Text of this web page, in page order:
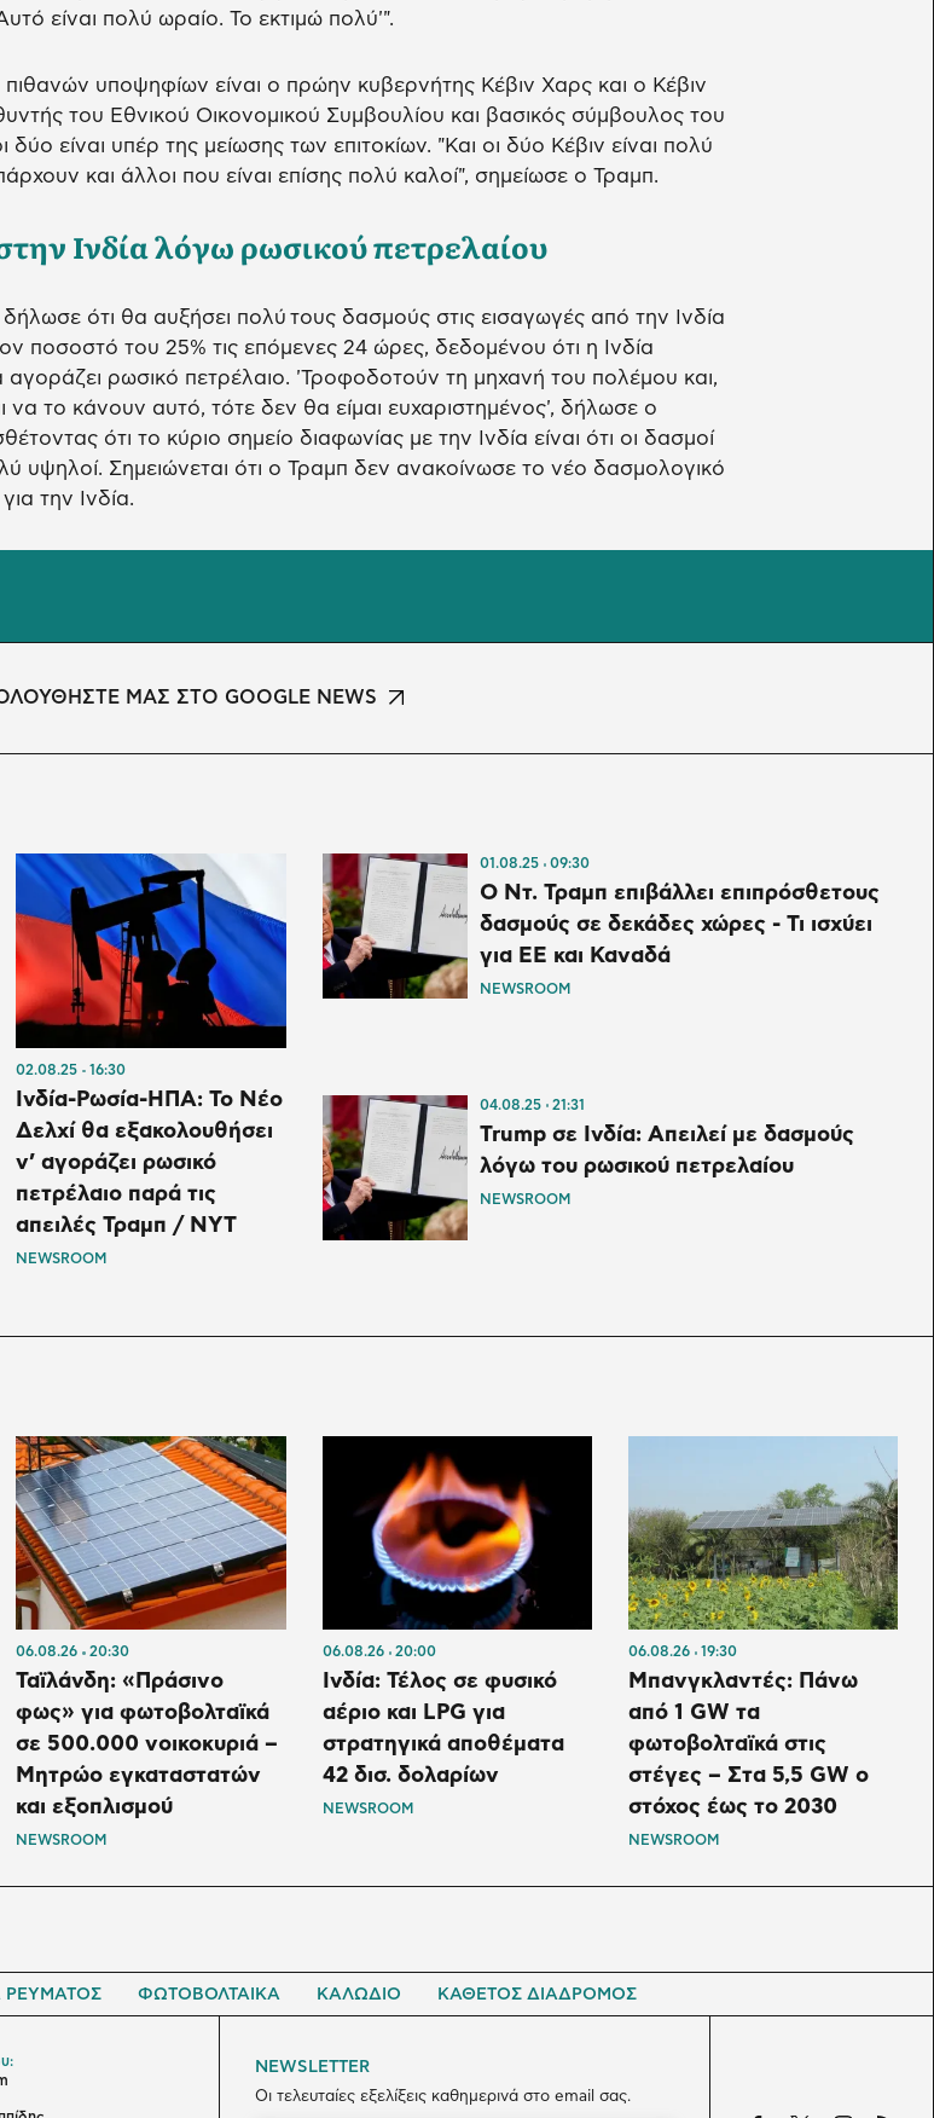
είναι πολύ ωραίο. Το εκτιμώ πολύ'".
υποψηφίων είναι ο πρώην κυβερνήτης Κέβιν Χαρς και ο Κέβιν
του Εθνικού Οικονομικού Συμβουλίου και βασικός σύμβουλος του
δύο είναι υπέρ της μείωσης των επιτοκίων. "Και οι δύο Κέβιν είναι πολύ
και άλλοι που είναι επίσης πολύ καλοί", σημείωσε ο Τραμπ.
Ινδία λόγω ρωσικού πετρελαίου
ότι θα αυξήσει πολύ τους δασμούς στις εισαγωγές από την Ινδία
ποσοστό του 25% τις επόμενες 24 ώρες, δεδομένου ότι η Ινδία
αγοράζει ρωσικό πετρέλαιο. 'Τροφοδοτούν τη μηχανή του πολέμου και,
να το κάνουν αυτό, τότε δεν θα είμαι ευχαριστημένος', δήλωσε ο
ότι το κύριο σημείο διαφωνίας με την Ινδία είναι ότι οι δασμοί
υψηλοί. Σημειώνεται ότι ο Τραμπ δεν ανακοίνωσε το νέο δασμολογικό
την Ινδία.
ΜΑΣ ΣΤΟ GOOGLE NEWS
02.08.25 16:30
Ινδία-Ρωσία-ΗΠΑ: Το Νέο
Δελχί θα εξακολουθήσει
ν’ αγοράζει ρωσικό
πετρέλαιο παρά τις
απειλές Τραμπ / NYT
NEWSROOM
01.08.25 09:30
Ο Ντ. Τραμπ επιβάλλει επιπρόσθετους
δασμούς σε δεκάδες χώρες - Τι ισχύει
για ΕΕ και Καναδά
NEWSROOM
04.08.25 21:31
Trump σε Ινδία: Απειλεί με δασμούς
λόγω του ρωσικού πετρελαίου
NEWSROOM
06.08.26 20:30
Ταϊλάνδη: «Πράσινο
φως» για φωτοβολταϊκά
σε 500.000 νοικοκυριά –
Μητρώο εγκαταστατών
και εξοπλισμού
NEWSROOM
06.08.26 20:00
Ινδία: Τέλος σε φυσικό
αέριο και LPG για
στρατηγικά αποθέματα
42 δισ. δολαρίων
NEWSROOM
06.08.26 19:30
Μπανγκλαντές: Πάνω
από 1 GW τα
φωτοβολταϊκά στις
στέγες – Στα 5,5 GW ο
στόχος έως το 2030
NEWSROOM
ΡΕΥΜΑΤΟΣ ΦΩΤΟΒΟΛΤΑΙΚΑ ΚΑΛΩΔΙΟ ΚΑΘΕΤΟΣ ΔΙΑΔΡΟΜΟΣ
NEWSLETTER
Οι τελευταίες εξελίξεις καθημερινά στο email σας.